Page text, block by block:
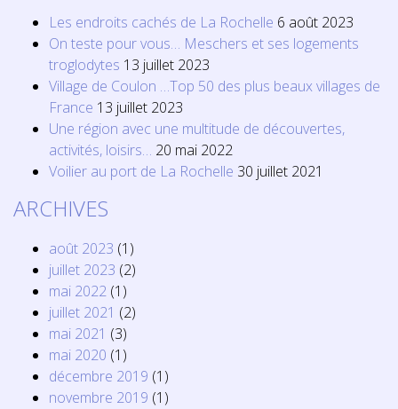
Les endroits cachés de La Rochelle 6 août 2023
On teste pour vous… Meschers et ses logements
troglodytes 13 juillet 2023
Village de Coulon …Top 50 des plus beaux villages de
France 13 juillet 2023
Une région avec une multitude de découvertes,
activités, loisirs… 20 mai 2022
Voilier au port de La Rochelle 30 juillet 2021
ARCHIVES
août 2023 (1)
juillet 2023 (2)
mai 2022 (1)
juillet 2021 (2)
mai 2021 (3)
mai 2020 (1)
décembre 2019 (1)
novembre 2019 (1)